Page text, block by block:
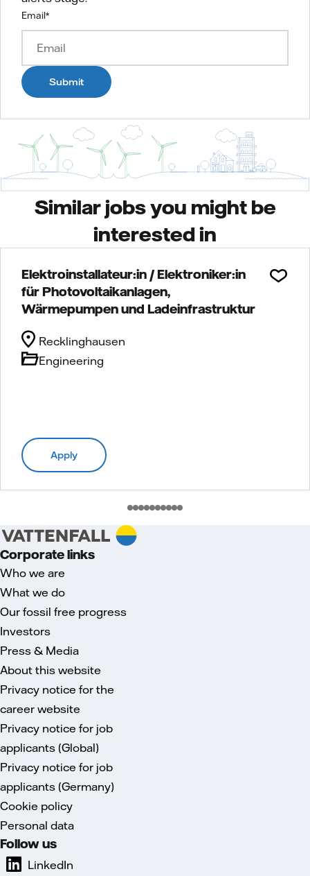
Email*
Submit
Similar jobs you might be
interested in
Elektroinstallateur:in / Elektroniker:in
für Photovoltaikanlagen,
Wärmepumpen und Ladeinfrastruktur
Engineering
Recklinghausen
Apply
Corporate links
Who we are
What we do
Our fossil free progress
Investors
Press & Media
About this website
Privacy notice for the
career website
Privacy notice for job
applicants (Global)
Privacy notice for job
applicants (Germany)
Cookie policy
Personal data
Follow us
LinkedIn